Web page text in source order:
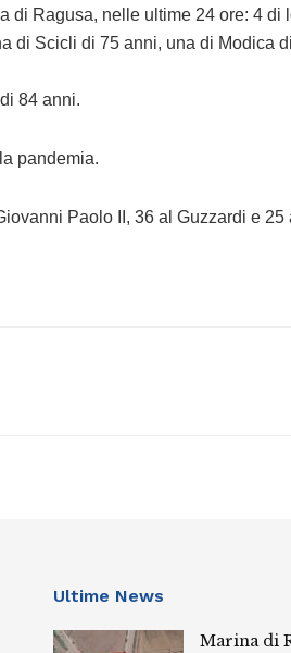
di Ragusa, nelle ultime 24 ore: 4 di
di Scicli di 75 anni, una di Modica
84 anni.
pandemia.
Paolo II, 36 al Guzzardi e 25
Ultime News
Marina di